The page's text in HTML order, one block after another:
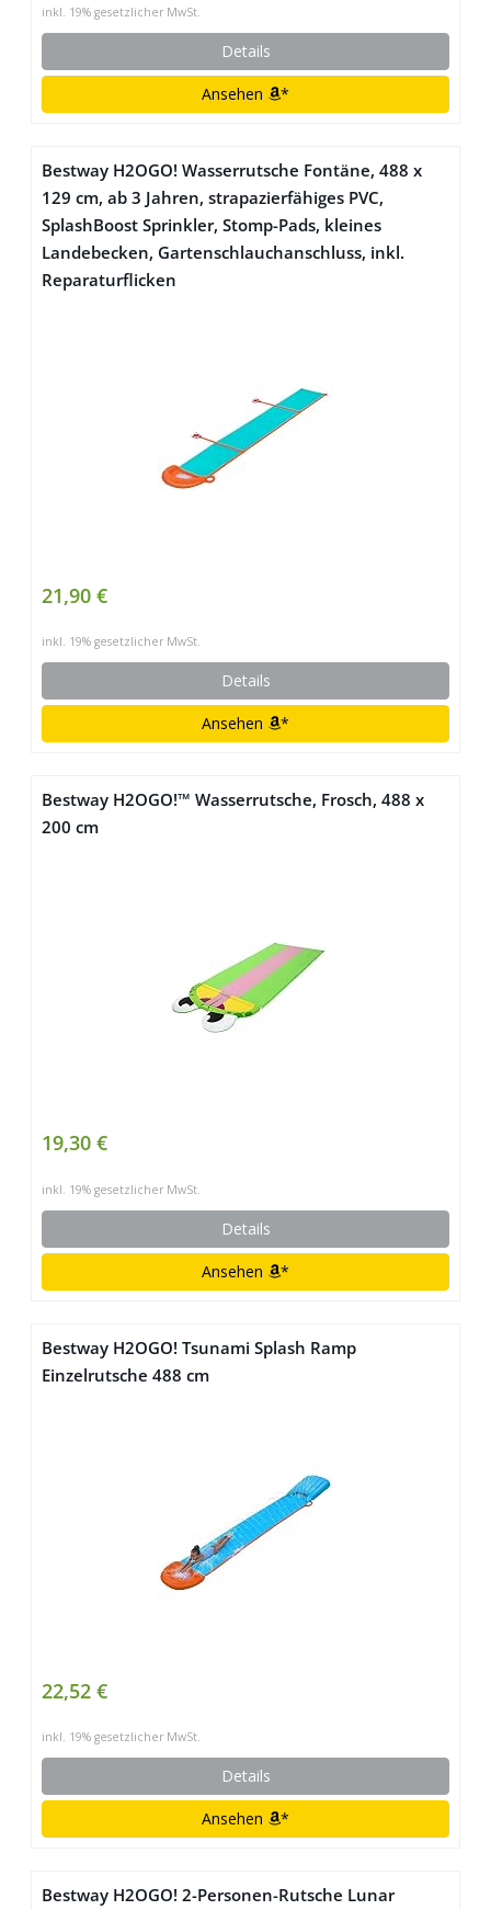
inkl. 19% gesetzlicher MwSt.
Details
Ansehen *
Bestway H2OGO! Wasserrutsche Fontäne, 488 x
129 cm, ab 3 Jahren, strapazierfähiges PVC,
SplashBoost Sprinkler, Stomp-Pads, kleines
Landebecken, Gartenschlauchanschluss, inkl.
Reparaturflicken
21,90 €
inkl. 19% gesetzlicher MwSt.
Details
Ansehen *
Bestway H2OGO!™ Wasserrutsche, Frosch, 488 x
200 cm
19,30 €
inkl. 19% gesetzlicher MwSt.
Details
Ansehen *
Bestway H2OGO! Tsunami Splash Ramp
Einzelrutsche 488 cm
22,52 €
inkl. 19% gesetzlicher MwSt.
Details
Ansehen *
Bestway H2OGO! 2-Personen-Rutsche Lunar